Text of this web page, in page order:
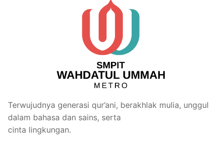
Terwujudnya generasi qur’ani, berakhlak mulia, unggul
dalam bahasa dan sains, serta
cinta lingkungan.